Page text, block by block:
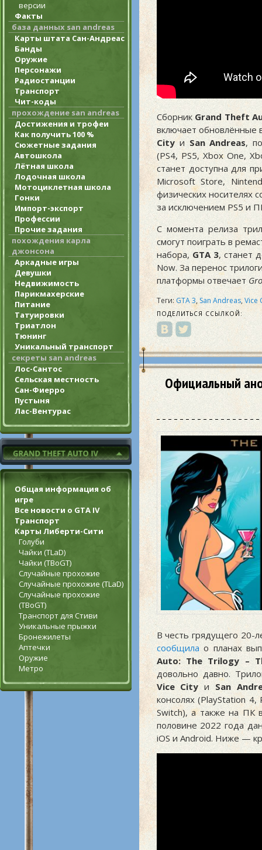
версии
Факты
база данных san andreas
Карты штата Сан-Андреас
Банды
Оружие
Персонажи
Радиостанции
Транспорт
Чит-коды
прохождение san andreas
Достижения и трофеи
Как получить 100 %
Сюжетные задания
Автошкола
Лётная школа
Лодочная школа
Мотоциклетная школа
Гонки
Импорт-экспорт
Профессии
Прочие задания
похождения карла
джонсона
Аркадные игры
Девушки
Недвижимость
Парикмахерские
Питание
Татуировки
Триатлон
Тюнинг
Уникальный транспорт
секреты san andreas
Лос-Сантос
Сельская местность
Сан-Фиерро
Пустыня
Лас-Вентурас
Общая информация об
игре
Все новости о GTA IV
Транспорт
Карты Либерти-Сити
Голуби
Чайки (TLaD)
Чайки (TBoGT)
Случайные прохожие
Случайные прохожие (TLaD)
Случайные прохожие
(TBoGT)
Транспорт для Стиви
Уникальные прыжки
Бронежилеты
Аптечки
Оружие
Метро
СборникGrand Theft
включает обновлённые
Cityи San Andreas,
(PS4, PS5, Xbox One,
станет доступна для
Microsoft Store,
физических носителях
за исключением PS5 и
С момента релиза
смогут поиграть в
набора,GTA 3, станет
Now. За перенос
платформы отвечает
Теги: GTA 3, San Andreas,Vice
ПОДЕЛИТЬСЯ ССЫЛКОЙ:
Официальный
В честь грядущего 20-
сообщила о планах
Auto: The Trilogy –
довольно давно.
Vice City и San
консолях (PlayStation
Switch), а также на ПК
половине 2022 года
iOS и Android. Ниже —